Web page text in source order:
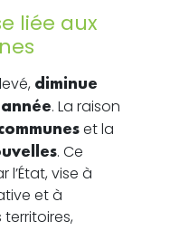
liée aux
diminue
. La raison
et la
. Ce
vise à
et à